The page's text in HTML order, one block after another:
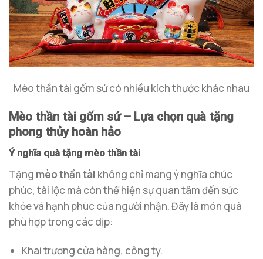
Mèo thần tài gốm sứ có nhiều kích thước khác nhau
Mèo thần tài gốm sứ – Lựa chọn quà tặng
phong thủy hoàn hảo
Ý nghĩa quà tặng mèo thần tài
Tặng mèo thần tài không chỉ mang ý nghĩa chúc
phúc, tài lộc mà còn thể hiện sự quan tâm đến sức
khỏe và hạnh phúc của người nhận. Đây là món quà
phù hợp trong các dịp:
Khai trương cửa hàng, công ty.